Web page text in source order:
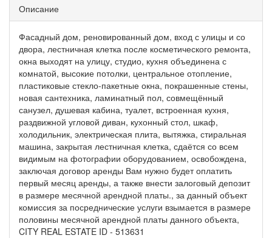
Описание
Фасадный дом, реновированный дом, вход с улицы и со
двора, лестничная клетка после косметического ремонта,
окна выходят на улицу, студио, кухня объединена с
комнатой, высокие потолки, центральное отопление,
пластиковые стекло-пакетные окна, покрашенные стены,
новая сантехника, ламинатный пол, совмещённый
санузел, душевая кабина, туалет, встроенная кухня,
раздвижной угловой диван, кухонный стол, шкаф,
холодильник, электрическая плита, вытяжка, стиральная
машина, закрытая лестничная клетка, сдаётся со всем
видимым на фотографии оборудованием, освобождена,
заключая договор аренды Вам нужно будет оплатить
первый месяц аренды, а также внести залоговый депозит
в размере месячной арендной платы., за данный объект
комиссия за посреднические услуги взымается в размере
половины месячной арендной платы данного объекта,
CITY REAL ESTATE ID - 513631